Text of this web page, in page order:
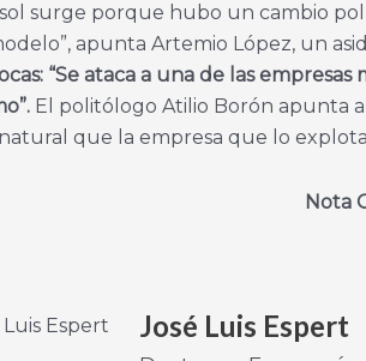
surge porque hubo un cambio
apunta Artemio López, un
“Se ataca a una de las
El politólogo Atilio Borón apunta
natural que la empresa que lo
Nota
José Luis Espert